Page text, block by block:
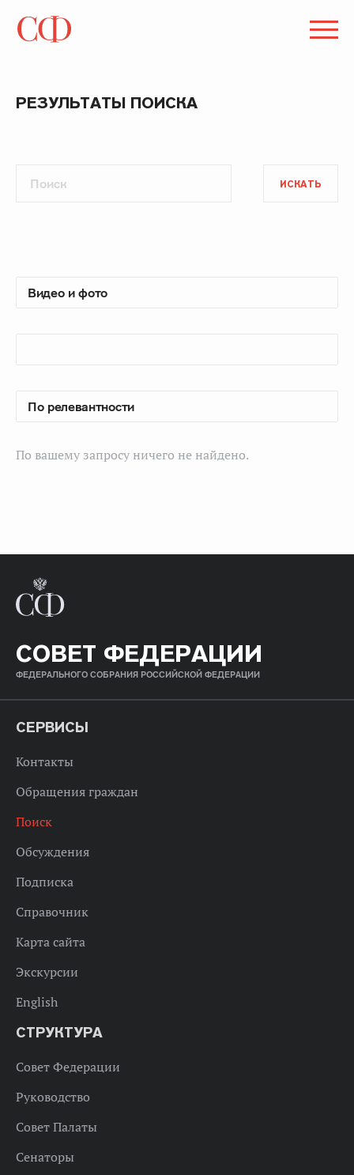
РЕЗУЛЬТАТЫ ПОИСКА
ИСКАТЬ
По вашему запросу ничего не найдено.
СОВЕТ ФЕДЕРАЦИИ
ФЕДЕРАЛЬНОГО СОБРАНИЯ РОССИЙСКОЙ ФЕДЕРАЦИИ
СЕРВИСЫ
Контакты
Обращения граждан
Поиск
Обсуждения
Подписка
Справочник
Карта сайта
Экскурсии
English
СТРУКТУРА
Совет Федерации
Руководство
Совет Палаты
Сенаторы